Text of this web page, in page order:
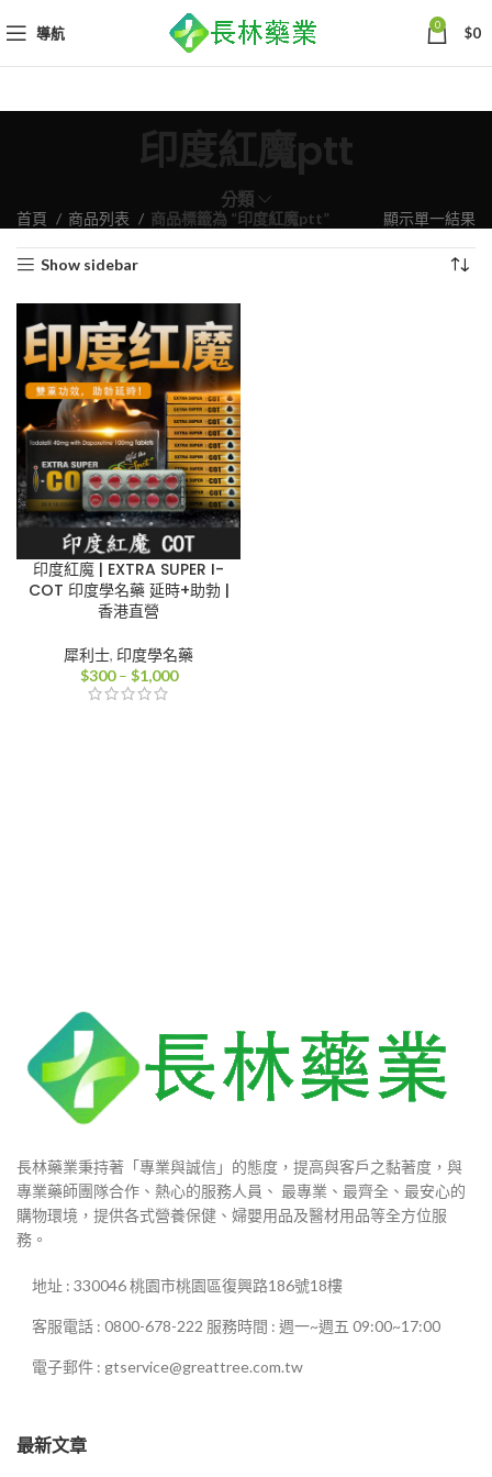
導航 0 $0
印度紅魔ptt
分類
首頁 商品列表 商品標籤為 “印度紅魔ptt” 顯示單一結果
Show sidebar
印度紅魔 | EXTRA SUPER I-
COT 印度學名藥 延時+助勃 |
香港直營
犀利士, 印度學名藥
$300 – $1,000價
長林藥業秉持著「專業與誠信」的態度，提高與客戶之黏著度，與
專業藥師團隊合作、熱心的服務人員、 最專業、最齊全、最安心的
購物環境，提供各式營養保健、婦嬰用品及醫材用品等全方位服
務。
地址 : 330046 桃園市桃園區復興路186號18樓
客服電話 : 0800-678-222 服務時間 : 週一~週五 09:00~17:00
電子郵件 : gtservice@greattree.com.tw
最新文章